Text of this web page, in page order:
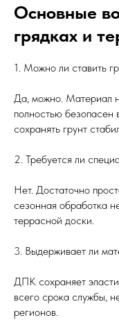
Основные
грядках и
1. Можно ли ставить
Да, можно. Материал
полностью безопасен
сохранять грунт
2. Требуется ли
Нет. Достаточно
сезонная обработка
террасной доски.
3. Выдерживает ли
ДПК сохраняет
всего срока службы,
регионов.